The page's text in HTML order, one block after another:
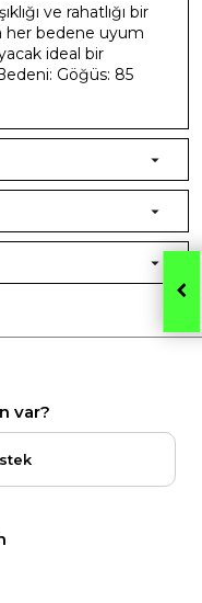
ve rahatlığı bir
her bedene uyum
ideal bir
Göğüs: 85
var?